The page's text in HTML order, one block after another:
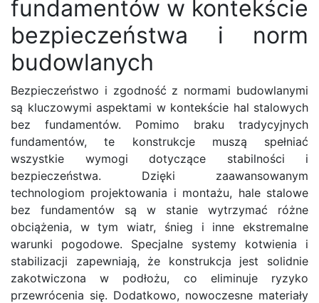
fundamentów w kontekście
bezpieczeństwa i norm
budowlanych
Bezpieczeństwo i zgodność z normami budowlanymi
są kluczowymi aspektami w kontekście hal stalowych
bez fundamentów. Pomimo braku tradycyjnych
fundamentów, te konstrukcje muszą spełniać
wszystkie wymogi dotyczące stabilności i
bezpieczeństwa. Dzięki zaawansowanym
technologiom projektowania i montażu, hale stalowe
bez fundamentów są w stanie wytrzymać różne
obciążenia, w tym wiatr, śnieg i inne ekstremalne
warunki pogodowe. Specjalne systemy kotwienia i
stabilizacji zapewniają, że konstrukcja jest solidnie
zakotwiczona w podłożu, co eliminuje ryzyko
przewrócenia się. Dodatkowo, nowoczesne materiały